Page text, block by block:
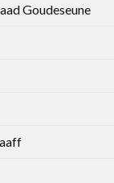
Goudeseune